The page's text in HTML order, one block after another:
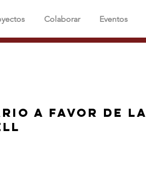
Colaborar Eventos
a favor de la